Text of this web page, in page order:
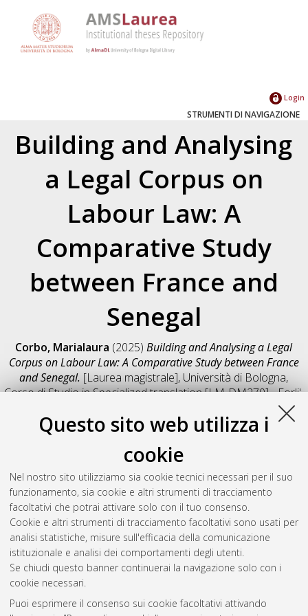
Questo sito web utilizza i
cookie
Nel nostro sito utilizziamo sia cookie tecnici necessari per il suo
funzionamento, sia cookie e altri strumenti di tracciamento
facoltativi che potrai attivare solo con il tuo consenso.
Cookie e altri strumenti di tracciamento facoltativi sono usati per
analisi statistiche, misure sull'efficacia della comunicazione
istituzionale e analisi dei comportamenti degli utenti.
Se chiudi questo banner continuerai la navigazione solo con i
cookie necessari.
Puoi esprimere il consenso sui cookie facoltativi attivando
Login
STRUMENTI DI NAVIGAZIONE
Building and Analysing
a Legal Corpus on
Labour Law: A
Comparative Study
between France and
Senegal
Corbo, Marialaura (2025)Building and Analysing a Legal
Corpus on Labour Law: A Comparative Study between France
and Senegal. [Laurea magistrale], Università di Bologna,
Corso di Studio inSpecialized translation [LM-DM270] - Forli',
Salva citazione
Condividi
Il full-text non è disponibile per scelta dell'autore. (
Abstract
Altri metadati
Gestione del documento:
Atom